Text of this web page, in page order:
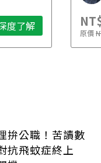
度了解 原價
拚公職！苦讀數
抗飛蚊症終上